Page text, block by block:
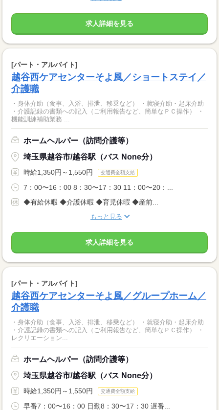
求人詳細を見る
[パート・アルバイト]
越谷西ケアセンターそよ風／ショートステイ／
介護職
・身体介助（食事、入浴、排泄、移乗など） ・就寝介助・起床介助
・介護記録の書類への記入（ご利用報告など、簡単なＰＣ操作） ・
機能訓練補助業務 ...
ホームヘルパー（訪問介護等）
埼玉県越谷市/越谷駅（バス None分）
時給1,350円～1,550円 交通費全額支給
7：00〜16：00 8：30〜17：30 11：00〜20：...
◆有給休暇 ◆介護休暇 ◆育児休暇 ◆産前...
もっと見る
求人詳細を見る
[パート・アルバイト]
越谷西ケアセンターそよ風／グループホーム／
介護職
・身体介助（食事、入浴、排泄、移乗など） ・就寝介助・起床介助
・介護記録の書類への記入（ご利用報告など、簡単なＰＣ操作） ・
レクリエーション...
ホームヘルパー（訪問介護等）
埼玉県越谷市/越谷駅（バス None分）
時給1,350円～1,550円 交通費全額支給
早番7：00〜16：00 日勤8：30〜17：30 遅番...